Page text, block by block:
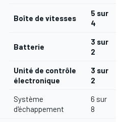
Boîte de vitesses
5 sur
4
Batterie
3 sur
2
Unité de contrôle
électronique
3 sur
2
Système
d'échappement
6 sur
8